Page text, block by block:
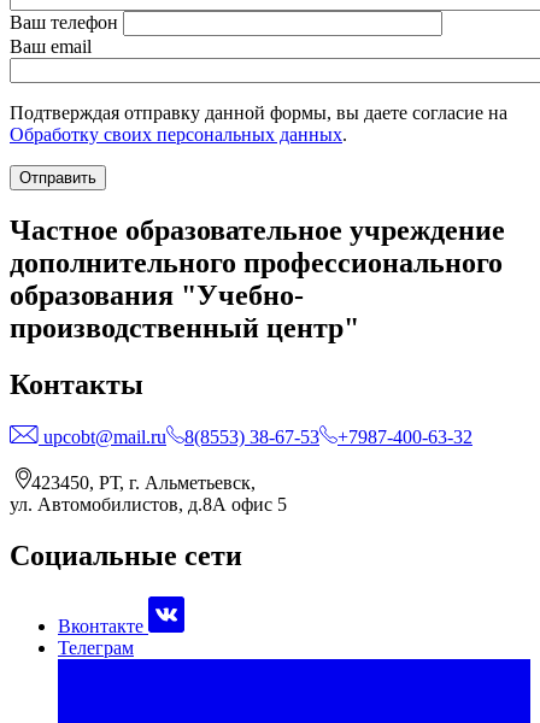
Ваш телефон
Ваш email
Подтверждая отправку данной формы, вы даете согласие на
Обработку своих персональных данных.
Частное образовательное учреждение
дополнительного профессионального
образования "Учебно-
производственный центр"
Контакты
upcobt@mail.ru 8(8553) 38-67-53 +7987-400-63-32
423450, РТ, г. Альметьевск,
ул. Автомобилистов, д.8А офис 5
Cоциальные сети
Вконтакте
Телеграм